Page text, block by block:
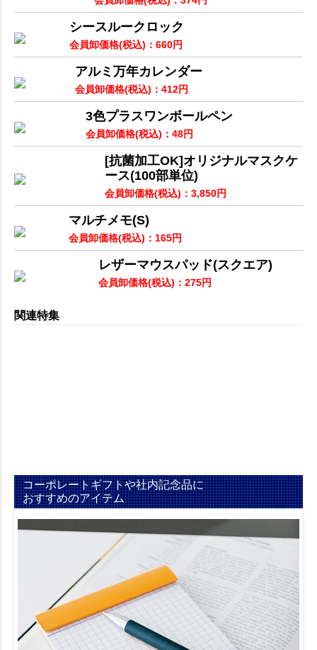
シースルークロック
会員卸価格(税込) ： 660円
アルミ万年カレンダー
会員卸価格(税込) ： 412円
3色プラスワンボールペン
会員卸価格(税込) ： 48円
[抗菌加工OK]オリジナルマスクケ
ース(100部単位)
会員卸価格(税込) ： 3,850円
マルチメモ(S)
会員卸価格(税込) ： 165円
レザーマウスパッド(スクエア)
会員卸価格(税込) ： 275円
関連特集
コーポレートギフトや社内記念品に
おすすめのアイテム